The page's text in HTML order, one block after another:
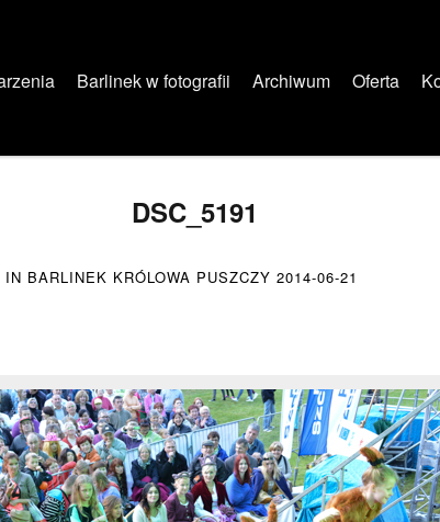
Barlinek w fotografii Archiwum Oferta
DSC_5191
IN BARLINEK KRÓLOWA PUSZCZY 2014-06-21